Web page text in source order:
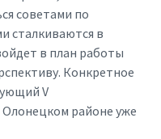
советами по
сталкиваются в
в план работы
Конкретное
V
районе уже